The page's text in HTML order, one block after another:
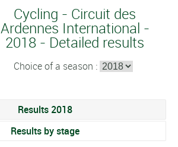
Cycling - Circuit des
Ardennes International -
2018 - Detailed results
Choice of a season :
Results 2018
Results by stage